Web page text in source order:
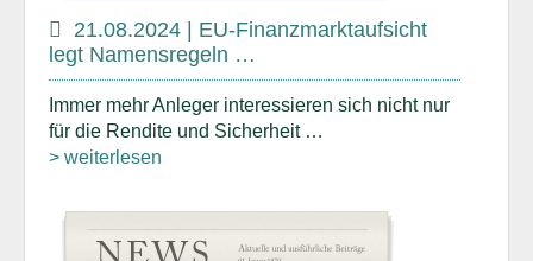
21.08.2024 | EU-Finanzmarktaufsicht
legt Namensregeln …
Immer mehr Anleger interessieren sich nicht nur
für die Rendite und Sicherheit …
> weiterlesen